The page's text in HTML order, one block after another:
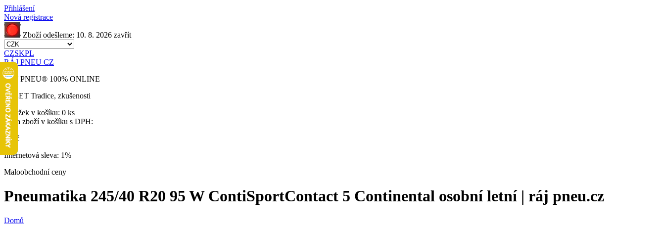
Přihlášení
Nová registrace
Zboží odešleme: 10. 8. 2026 zavřít
CZSKPL
RÁJ PNEU CZ
RÁJ PNEU® 100% ONLINE
32 LET Tradice, zkušenosti
Položek v košíku: 0 ks
Cena zboží v košíku s DPH:
0 Kč
Internetová sleva: 1%
Maloobchodní ceny
Pneumatika 245/40 R20 95 W ContiSportContact 5 Continental osobní letní | ráj pneu.cz
Domů